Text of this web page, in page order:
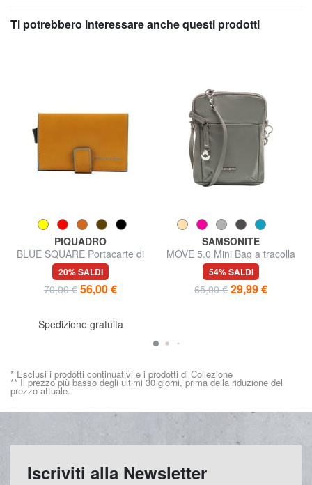
Ti potrebbero interessare anche questi prodotti
PIQUADRO
BLUE SQUARE Portacarte di
credito in pelle e metallo
20% SALDI
70,00 € 56,00 €
Spedizione gratuita
SAMSONITE
MOVE 5.0 Mini Bag a tracolla
54% SALDI
65,00 € 29,99 €
* Esclusi i prodotti continuativi e i prodotti di Collezione
** Il prezzo più basso degli ultimi 30 giorni, prima della riduzione del
prezzo attuale.
Iscriviti alla Newsletter